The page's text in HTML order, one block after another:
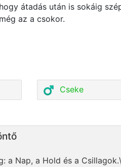
hogy átadás után is sokáig
még az a csokor.
Cseke
a Nap, a Hold és a